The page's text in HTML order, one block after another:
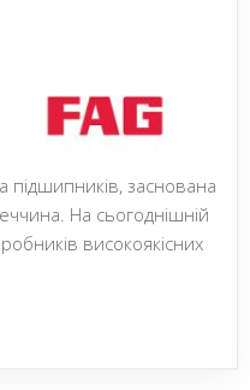
підшипників, заснована
На сьогоднішній
високоякісних